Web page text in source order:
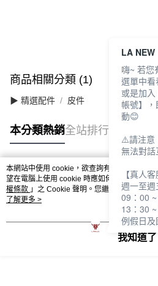
商品相關分類 (1)
▶ 精選配件 皮件
本分類熱銷全站排行
熱門標籤
本網站中使用 cookie，欲查詢有關本網站使用
望在電腦上使用 cookie 時應如何變更電腦的
權條款 」之 Cookie 聲明。您繼續使用本網站
用條款之 Cookie 聲明使用 cookie。
了解更多 >
我知道了
LA NEW
嗨~ 若您
選單中看
或是加
帳號】
動😊
⚠️請注意
無法對
【真人
週一至週
09：00
13：30
例假日